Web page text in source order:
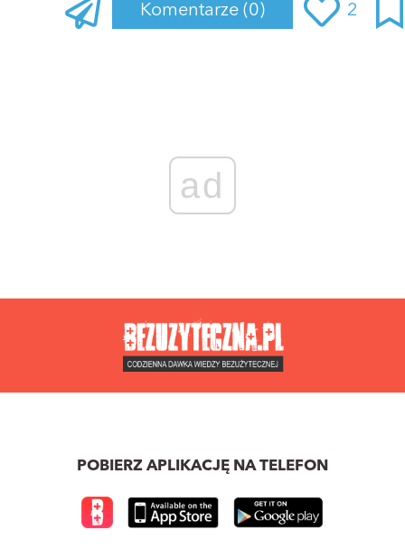
Komentarze (0) 2
ad
POBIERZ APLIKACJĘ NA TELEFON